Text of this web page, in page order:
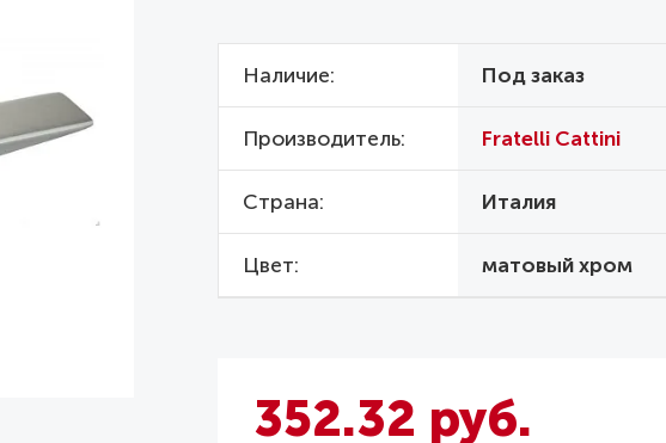
Наличие Под заказ
Производитель Fratelli Cattini
Страна Италия
Цвет матовый хром
352.32 руб.